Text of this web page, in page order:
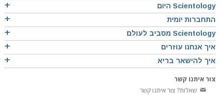
Scientology היום
התחברות יומית
Scientology מסביב לעולם
איך אנחנו עוזרים
איך להישאר בריא
צור איתנו קשר
שאלות? צור איתנו קשר